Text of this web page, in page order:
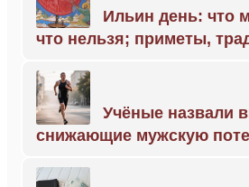
Ильин день: что
что нельзя; приметы,
Учёные назвали
снижающие мужскую